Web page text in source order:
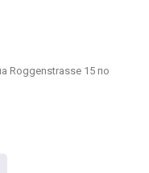
Roggenstrasse 15 по